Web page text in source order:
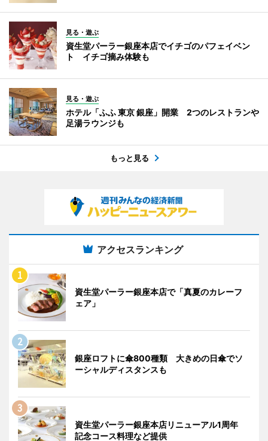
見る・遊ぶ
資生堂パーラー銀座本店でイチゴのパフェイベン
ト イチゴ摘み体験も
見る・遊ぶ
ホテル「ふふ 東京 銀座」開業 2つのレストランや
足湯ラウンジも
もっと見る
アクセスランキング
資生堂パーラー銀座本店で「真夏のカレーフ
ェア」
銀座ロフトに傘800種類 大きめの日傘でソ
ーシャルディスタンスも
資生堂パーラー銀座本店リニューアル1周年
記念コース料理など提供